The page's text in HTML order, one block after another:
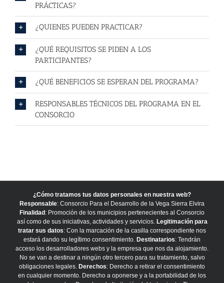
PRÁCTICAS?
¿QUIENES PUEDEN PRACTICAR?
¿QUÉ REQUISITOS SE PIDEN A LOS
PARTICIPANTES?
¿QUÉ BENEFICIOS SE ESPERAN DEL PROGRAMA?
RESPONSABLES TÉCNICOS DEL PROGRAMA EN EL
CONSORCIO
¿Cómo tratamos tus datos personales en nuestra web?
Responsable: Consorcio Para el Desarrollo de la Vega Sierra Elvira
Finalidad : Promoción de los municipios pertenecientes al Consorcio
así como de sus iniciativas, actividades y servicios. Legitimación para
tratar sus datos: Con la marcación de la casilla correspondiente nos
estará dando su legítimo consentimiento. Destinatarios: Tendrán
acceso los desarrolladores webs y la empresa que nos da alojamiento.
No se van a destinar a ningún otro tercero para su tratamiento, salvo
obligaciones legales. Derechos: Derecho a retirar el consentimiento
en cualquier momento. Derecho a oponerse y a la portabilidad de los